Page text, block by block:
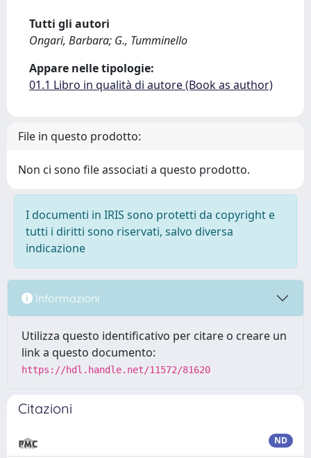
Tutti gli autori
Ongari, Barbara; G., Tumminello
Appare nelle tipologie:
01.1 Libro in qualità di autore (Book as author)
File in questo prodotto:
Non ci sono file associati a questo prodotto.
I documenti in IRIS sono protetti da copyright e
tutti i diritti sono riservati, salvo diversa
indicazione
Informazioni
Utilizza questo identificativo per citare o creare un
link a questo documento:
https://hdl.handle.net/11572/81620
Citazioni
ND